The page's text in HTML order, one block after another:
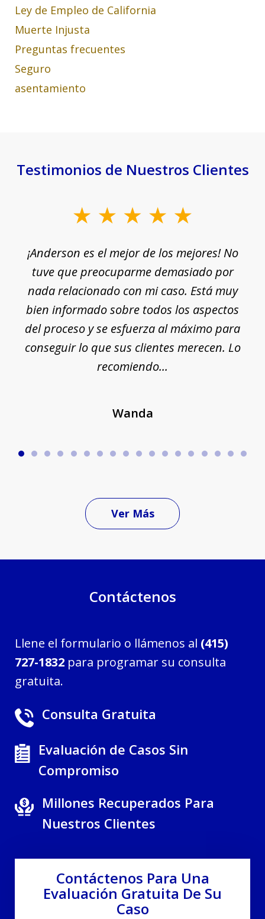
Ley de Empleo de California
Muerte Injusta
Preguntas frecuentes
Seguro
asentamiento
Testimonios de Nuestros Clientes
¡Anderson es el mejor de los mejores! No
tuve que preocuparme demasiado por
nada relacionado con mi caso. Está muy
bien informado sobre todos los aspectos
del proceso y se esfuerza al máximo para
conseguir lo que sus clientes merecen. Lo
recomiendo...
Wanda
Ver Más
Contáctenos
Llene el formulario o llámenos al (415)
727-1832 para programar su consulta
gratuita.
Consulta Gratuita
Evaluación de Casos Sin
Compromiso
Millones Recuperados Para
Nuestros Clientes
Contáctenos Para Una
Evaluación Gratuita De Su
Caso